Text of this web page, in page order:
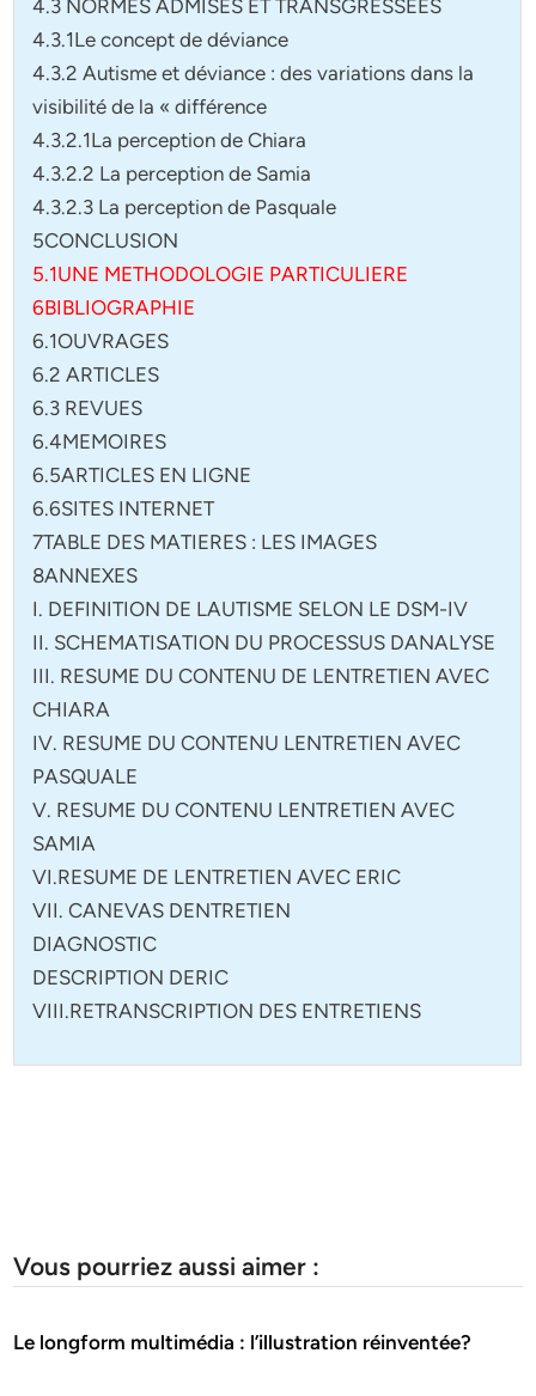
4.3 NORMES ADMISES ET TRANSGRESSEES
4.3.1Le concept de déviance
4.3.2 Autisme et déviance : des variations dans la
visibilité de la « différence
4.3.2.1La perception de Chiara
4.3.2.2 La perception de Samia
4.3.2.3 La perception de Pasquale
5CONCLUSION
5.1UNE METHODOLOGIE PARTICULIERE
6BIBLIOGRAPHIE
6.1OUVRAGES
6.2 ARTICLES
6.3 REVUES
6.4MEMOIRES
6.5ARTICLES EN LIGNE
6.6SITES INTERNET
7TABLE DES MATIERES : LES IMAGES
8ANNEXES
I. DEFINITION DE LAUTISME SELON LE DSM-IV
II. SCHEMATISATION DU PROCESSUS DANALYSE
III. RESUME DU CONTENU DE LENTRETIEN AVEC
CHIARA
IV. RESUME DU CONTENU LENTRETIEN AVEC
PASQUALE
V. RESUME DU CONTENU LENTRETIEN AVEC
SAMIA
VI.RESUME DE LENTRETIEN AVEC ERIC
VII. CANEVAS DENTRETIEN
DIAGNOSTIC
DESCRIPTION DERIC
VIII.RETRANSCRIPTION DES ENTRETIENS
Vous pourriez aussi aimer :
Le longform multimédia : l’illustration réinventée?